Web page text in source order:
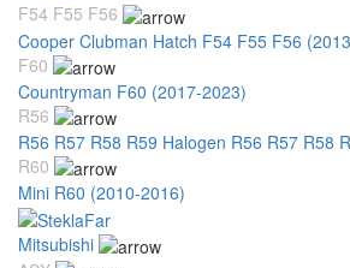
F54 F55 F56
Cooper Clubman Hatch F54 F55 F56
F60
Countryman F60 (2017-2023)
R56
R56 R57 R58 R59 Halogen R56 R57 R58
R60
Mini R60 (2010-2016)
Mitsubishi